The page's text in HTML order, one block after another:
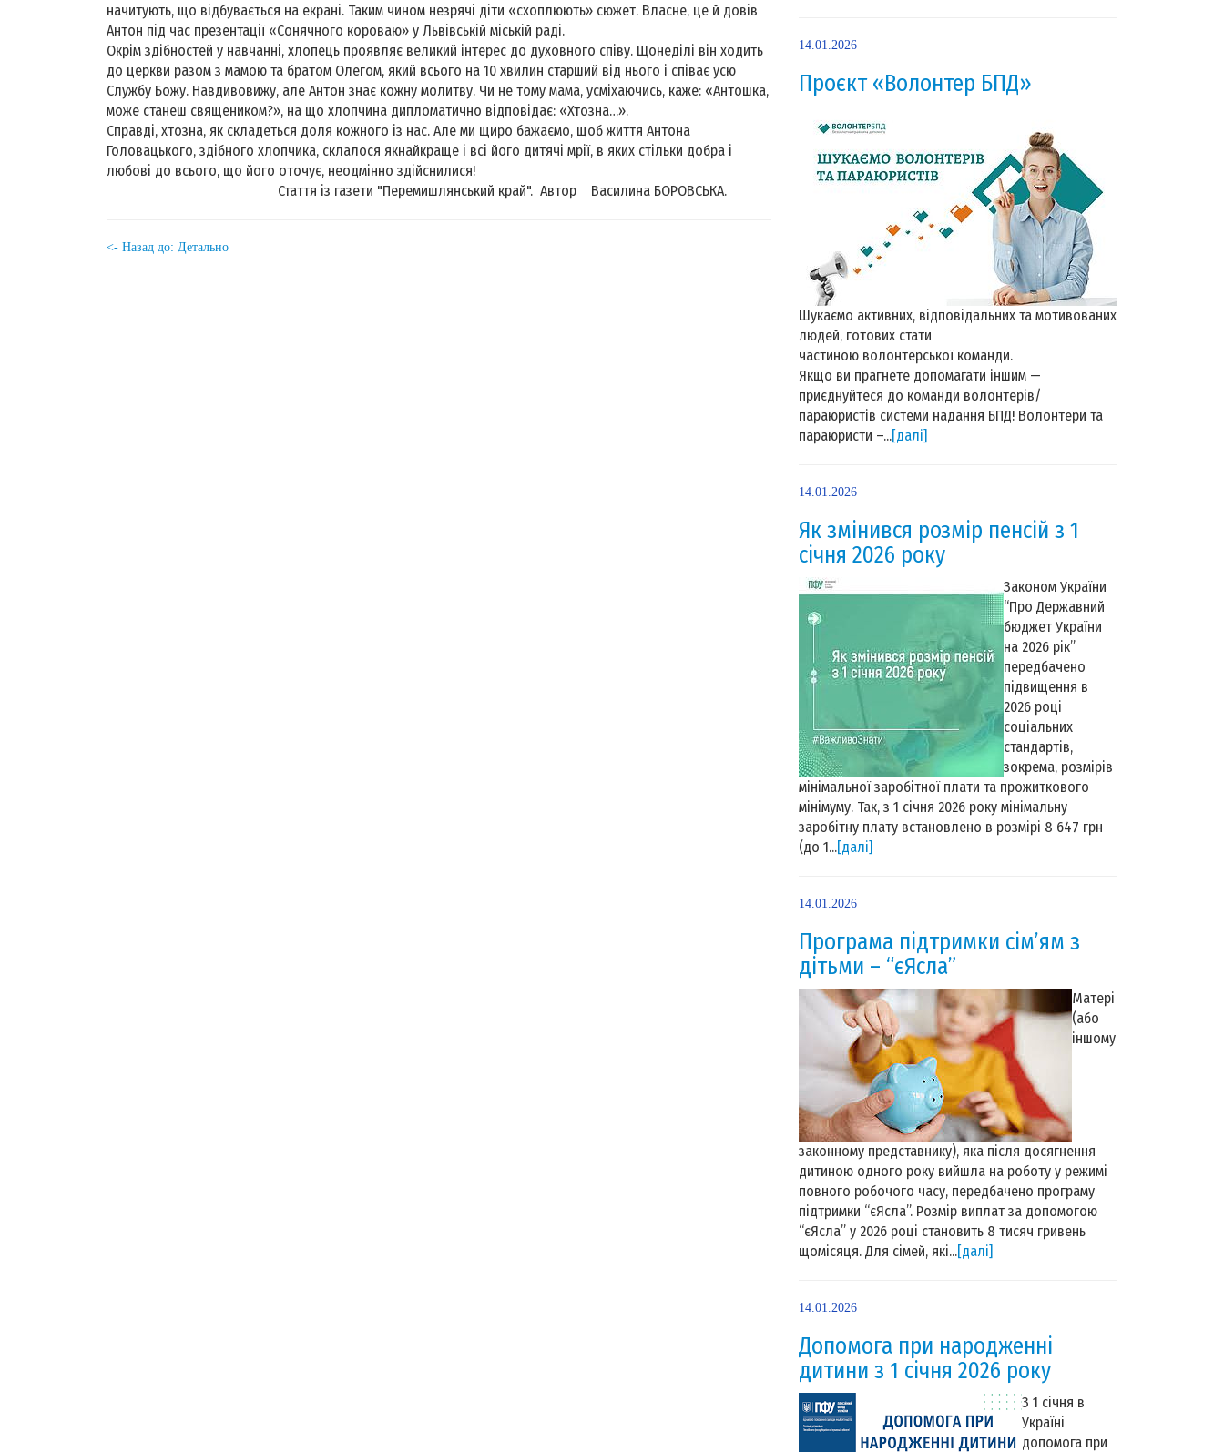
начитують, що відбувається на екрані. Таким чином незрячі діти «схоплюють» сюжет. Власне, це й довів
Антон під час презентації «Сонячного короваю» у Львівській міській раді.
Окрім здібностей у навчанні, хлопець проявляє великий інтерес до духовного співу. Щонеділі він ходить
до церкви разом з мамою та братом Олегом, який всього на 10 хвилин старший від нього і співає усю
Службу Божу. Навдивовижу, але Антон знає кожну молитву. Чи не тому мама, усміхаючись, каже: «Антошка,
може станеш священиком?», на що хлопчина дипломатично відповідає: «Хтозна…».
Справді, хтозна, як складеться доля кожного із нас. Але ми щиро бажаємо, щоб життя Антона
Головацького, здібного хлопчика, склалося якнайкраще і всі його дитячі мрії, в яких стільки добра і
любові до всього, що його оточує, неодмінно здійснилися!
Стаття із газети "Перемишлянський край". Автор Василина БОРОВСЬКА.
<- Назад до: Детально
14.01.2026
Проєкт «Волонтер БПД»
Шукаємо активних, відповідальних та мотивованих
людей, готових стати
частиною волонтерської команди.
Якщо ви прагнете допомагати іншим —
приєднуйтеся до команди волонтерів/
параюристів системи надання БПД! Волонтери та
параюристи –...[далі]
14.01.2026
Як змінився розмір пенсій з 1
січня 2026 року
Законом України
“Про Державний
бюджет України
на 2026 рік”
передбачено
підвищення в
2026 році
соціальних
стандартів,
зокрема, розмірів
мінімальної заробітної плати та прожиткового
мінімуму. Так, з 1 січня 2026 року мінімальну
заробітну плату встановлено в розмірі 8 647 грн
(до 1...[далі]
14.01.2026
Програма підтримки сім’ям з
дітьми – “єЯсла”
Матері
(або
іншому
законному представнику), яка після досягнення
дитиною одного року вийшла на роботу у режимі
повного робочого часу, передбачено програму
підтримки “єЯсла”. Розмір виплат за допомогою
“єЯсла” у 2026 році становить 8 тисяч гривень
щомісяця. Для сімей, які...[далі]
14.01.2026
Допомога при народженні
дитини з 1 січня 2026 року
З 1 січня в
Україні
допомога при